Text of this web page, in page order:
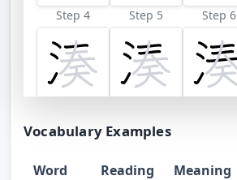
Step 4 Step 5 Step 6
Vocabulary Examples
Word Reading Meaning